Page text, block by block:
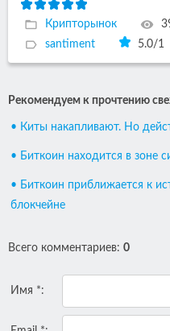
Крипторынок
santiment
5.0/1
Рекомендуем к прочтению
• Киты накапливают. Но
• Биткоин находится в зоне
• Биткоин приближается к
блокчейне
Всего комментариев: 0
Имя *: